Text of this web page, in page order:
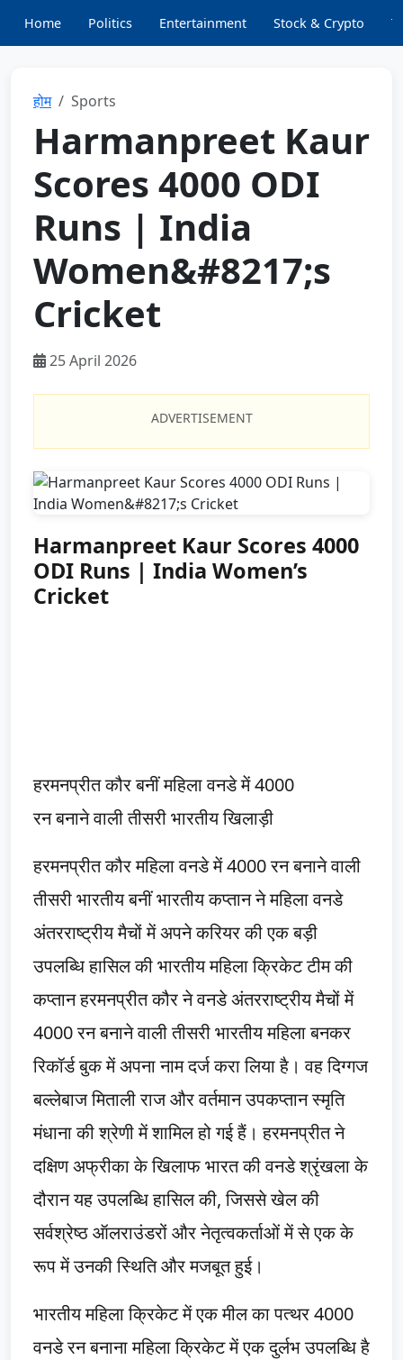
Home Politics Entertainment Stock & Crypto
होम Sports
Harmanpreet Kaur
Scores 4000 ODI
Runs | India
Women&#8217;s
Cricket
25 April 2026
ADVERTISEMENT
Harmanpreet Kaur Scores 4000
ODI Runs | India Women’s
Cricket
हरमनप्रीत कौर बनीं महिला वनडे में 4000
रन बनाने वाली तीसरी भारतीय खिलाड़ी
हरमनप्रीत कौर महिला वनडे में 4000 रन बनाने वाली
तीसरी भारतीय बनीं भारतीय कप्तान ने महिला वनडे
अंतरराष्ट्रीय मैचों में अपने करियर की एक बड़ी
उपलब्धि हासिल की भारतीय महिला क्रिकेट टीम की
कप्तान हरमनप्रीत कौर ने वनडे अंतरराष्ट्रीय मैचों में
4000 रन बनाने वाली तीसरी भारतीय महिला बनकर
रिकॉर्ड बुक में अपना नाम दर्ज करा लिया है। वह दिग्गज
बल्लेबाज मिताली राज और वर्तमान उपकप्तान स्मृति
मंधाना की श्रेणी में शामिल हो गई हैं। हरमनप्रीत ने
दक्षिण अफ्रीका के खिलाफ भारत की वनडे श्रृंखला के
दौरान यह उपलब्धि हासिल की, जिससे खेल की
सर्वश्रेष्ठ ऑलराउंडरों और नेतृत्वकर्ताओं में से एक के
रूप में उनकी स्थिति और मजबूत हुई।
भारतीय महिला क्रिकेट में एक मील का पत्थर 4000
वनडे रन बनाना महिला क्रिकेट में एक दुर्लभ उपलब्धि है